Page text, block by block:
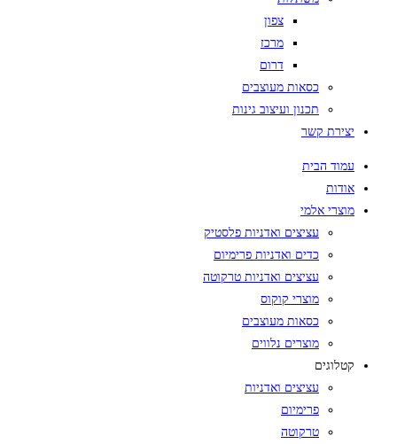
צפון
מרכז
דרום
כסאות מעוצבים
תכנון ועיצוב גינות
יצירת קשר
עמוד הבית
אודות
מוצרי אלמי
עציצים ואדניות פלסטיק
כדים ואדניות פרימיום
עציצים ואדניות טרקוטה
מוצרי קוקוס
כסאות מעוצבים
מוצרים נלווים
קטלוגים
עציצים ואדניות
פרימיום
טרקוטה